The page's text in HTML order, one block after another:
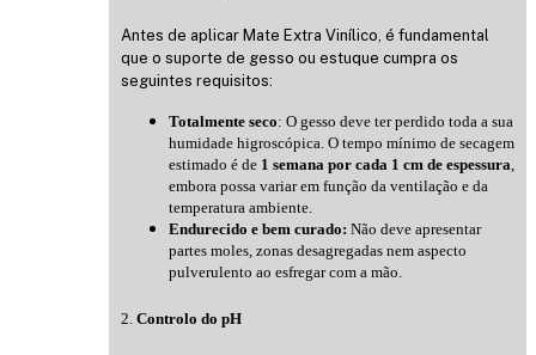
Antes de aplicar Mate Extra Vinílico, é fundamental
que o suporte de gesso ou estuque cumpra os
seguintes requisitos:
Totalmente seco: O gesso deve ter perdido toda a sua
humidade higroscópica. O tempo mínimo de secagem
estimado é de 1 semana por cada 1 cm de espessura
embora possa variar em função da ventilação e da
temperatura ambiente.
Endurecido e bem curado: Não deve apresentar
partes moles, zonas desagregadas nem aspecto
pulverulento ao esfregar com a mão.
2. Controlo do pH